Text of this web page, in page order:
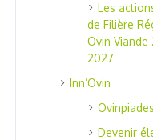
Les
de Filière
Ovin Viande
2027
Inn’Ovin
Ovinpiades
Devenir